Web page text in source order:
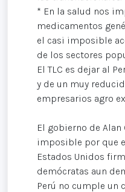
* En la salud nos
medicamentos
el casi imposible
de los sectores
El TLC es dejar al
y de un muy
empresarios agro
El gobierno de Alan
imposible por que
Estados Unidos
demócratas aun
Perú no cumple un